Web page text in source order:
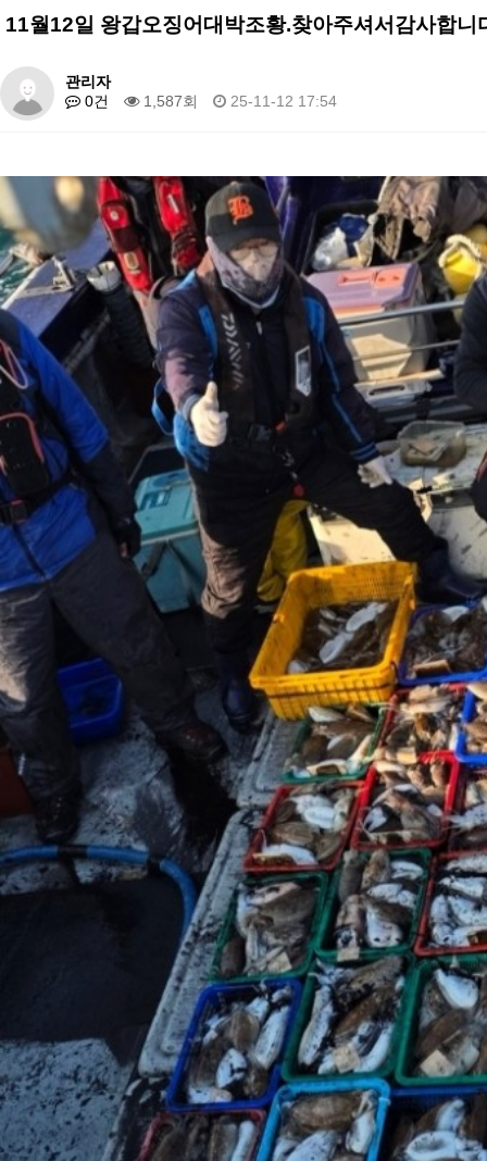
11월12일 왕갑오징어대박조황.찾아주셔서감사합니
관리자
0건
1,587회 25-11-12 17:54